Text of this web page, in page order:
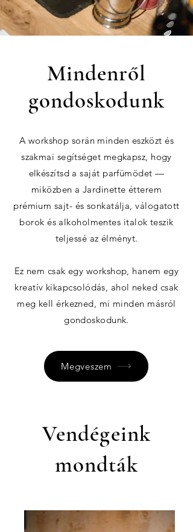
Mindenről
gondoskodunk
A workshop során minden eszközt és
szakmai segítséget megkapsz, hogy
elkészítsd a saját parfümödet —
miközben a Jardinette étterem
prémium sajt- és sonkatálja, válogatott
borok és alkoholmentes italok teszik
teljessé az élményt.
Ez nem csak egy workshop, hanem egy
kreatív kikapcsolódás, ahol neked csak
meg kell érkezned, mi minden másról
gondoskodunk.
Megveszem
Vendégeink
mondták